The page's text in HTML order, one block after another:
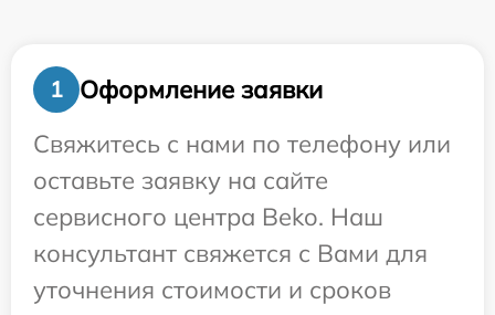
1
Оформление заявки
Свяжитесь с нами по телефону или
оставьте заявку на сайте
сервисного центра Beko. Наш
консультант свяжется с Вами для
уточнения стоимости и сроков